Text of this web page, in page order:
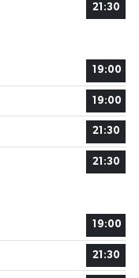
21:30
19:00
19:00
21:30
21:30
19:00
21:30